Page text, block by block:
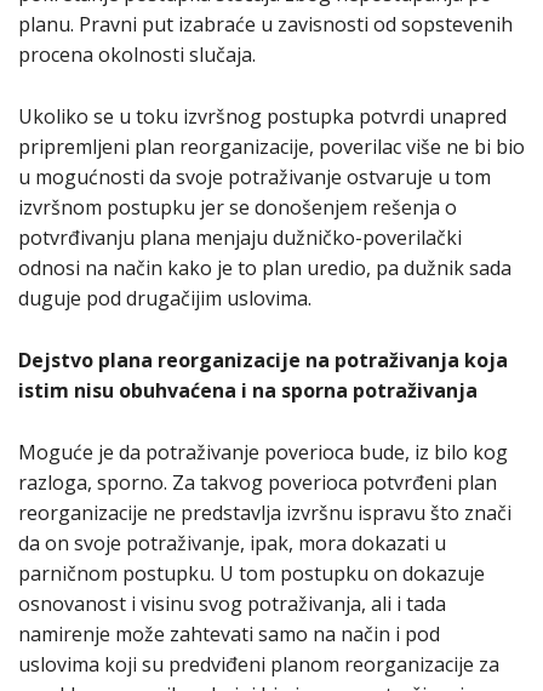
planu. Pravni put izabraće u zavisnosti od sopstevenih
procena okolnosti slučaja.
Ukoliko se u toku izvršnog postupka potvrdi unapred
pripremljeni plan reorganizacije, poverilac više ne bi bio
u mogućnosti da svoje potraživanje ostvaruje u tom
izvršnom postupku jer se donošenjem rešenja o
potvrđivanju plana menjaju dužničko-poverilački
odnosi na način kako je to plan uredio, pa dužnik sada
duguje pod drugačijim uslovima.
Dejstvo plana reorganizacije na potraživanja koja
istim nisu obuhvaćena i na sporna potraživanja
Moguće je da potraživanje poverioca bude, iz bilo kog
razloga, sporno. Za takvog poverioca potvrđeni plan
reorganizacije ne predstavlja izvršnu ispravu što znači
da on svoje potraživanje, ipak, mora dokazati u
parničnom postupku. U tom postupku on dokazuje
osnovanost i visinu svog potraživanja, ali i tada
namirenje može zahtevati samo na način i pod
uslovima koji su predviđeni planom reorganizacije za